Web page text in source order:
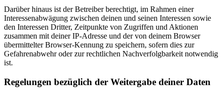
Darüber hinaus ist der Betreiber berechtigt, im Rahmen einer
Interessenabwägung zwischen deinen und seinen Interessen sowie
den Interessen Dritter, Zeitpunkte von Zugriffen und Aktionen
zusammen mit deiner IP-Adresse und der von deinem Browser
übermittelter Browser-Kennung zu speichern, sofern dies zur
Gefahrenabwehr oder zur rechtlichen Nachverfolgbarkeit notwendig
ist.
Regelungen bezüglich der Weitergabe deiner Daten